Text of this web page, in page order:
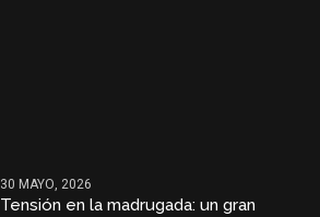
30 MAYO, 2026
Tensión en la madrugada: un gran